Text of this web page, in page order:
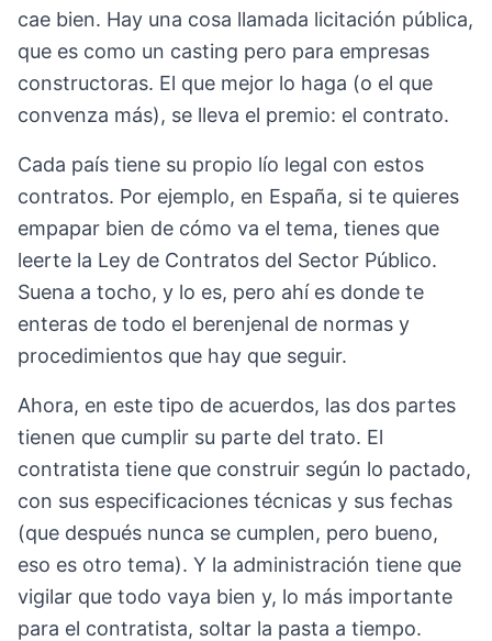
cae bien. Hay una cosa llamada licitación pública,
que es como un casting pero para empresas
constructoras. El que mejor lo haga (o el que
convenza más), se lleva el premio: el contrato.
Cada país tiene su propio lío legal con estos
contratos. Por ejemplo, en España, si te quieres
empapar bien de cómo va el tema, tienes que
leerte la Ley de Contratos del Sector Público.
Suena a tocho, y lo es, pero ahí es donde te
enteras de todo el berenjenal de normas y
procedimientos que hay que seguir.
Ahora, en este tipo de acuerdos, las dos partes
tienen que cumplir su parte del trato. El
contratista tiene que construir según lo pactado,
con sus especificaciones técnicas y sus fechas
(que después nunca se cumplen, pero bueno,
eso es otro tema). Y la administración tiene que
vigilar que todo vaya bien y, lo más importante
para el contratista, soltar la pasta a tiempo.